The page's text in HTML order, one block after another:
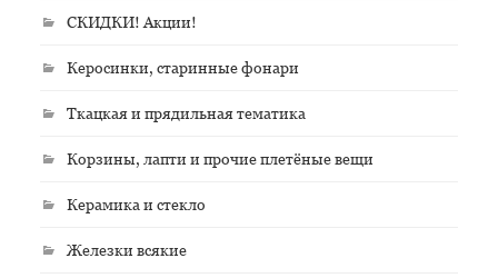
СКИДКИ! Акции!
Керосинки, старинные фонари
Ткацкая и прядильная тематика
Корзины, лапти и прочие плетёные вещи
Керамика и стекло
Железки всякие